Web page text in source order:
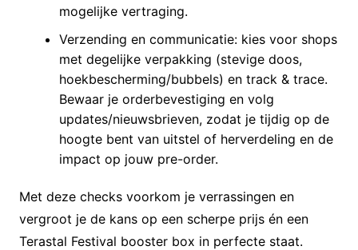
mogelijke vertraging.
Verzending en communicatie: kies voor shops
met degelijke verpakking (stevige doos,
hoekbescherming/bubbels) en track & trace.
Bewaar je orderbevestiging en volg
updates/nieuwsbrieven, zodat je tijdig op de
hoogte bent van uitstel of herverdeling en de
impact op jouw pre-order.
Met deze checks voorkom je verrassingen en
vergroot je de kans op een scherpe prijs én een
Terastal Festival booster box in perfecte staat.